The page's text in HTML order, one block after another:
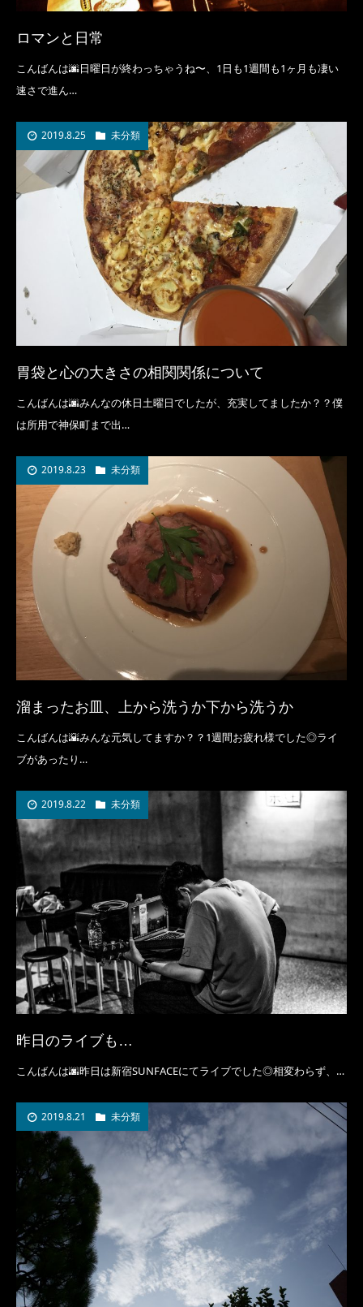
ロマンと日常
こんばんは🌆日曜日が終わっちゃうね〜、1日も1週間も1ヶ月も凄い
速さで進ん…
2019.8.25 未分類
胃袋と心の大きさの相関関係について
こんばんは🌆みんなの休日土曜日でしたが、充実してましたか？？僕
は所用で神保町まで出…
2019.8.23 未分類
溜まったお皿、上から洗うか下から洗うか
こんばんは🌇みんな元気してますか？？1週間お疲れ様でした◎ライ
ブがあったり…
2019.8.22 未分類
昨日のライブも…
こんばんは🌆昨日は新宿SUNFACEにてライブでした◎相変わらず、…
2019.8.21 未分類